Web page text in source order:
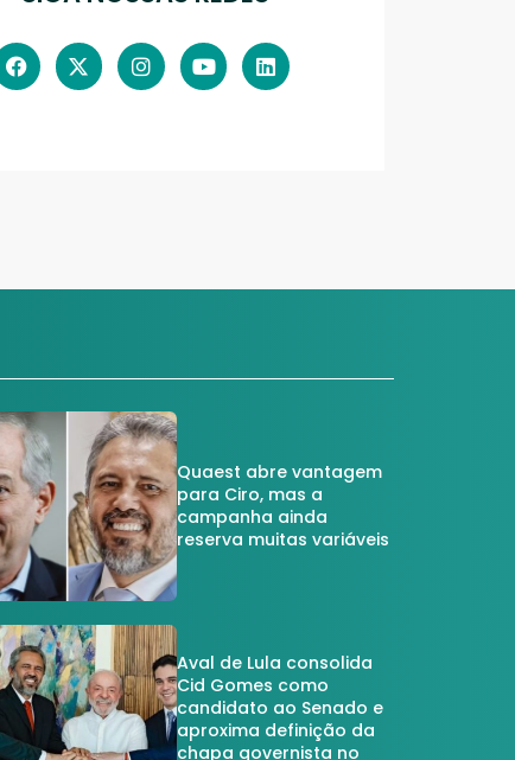
Quaest abre vantagem
para Ciro, mas a
campanha ainda
reserva muitas variáveis
Aval de Lula consolida
Cid Gomes como
candidato ao Senado e
aproxima definição da
chapa governista no